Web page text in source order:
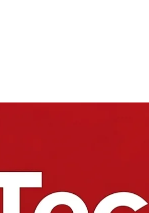
AURICULARES CINE Y TELEVISIÓN